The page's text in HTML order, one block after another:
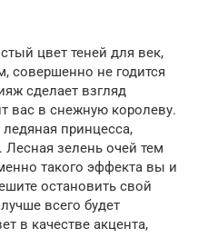
цвет теней для век,
совершенно не годится
сделает взгляд
вас в снежную королеву.
принцесса,
зелень очей тем
такого эффекта вы и
остановить свой
всего будет
в качестве акцента,